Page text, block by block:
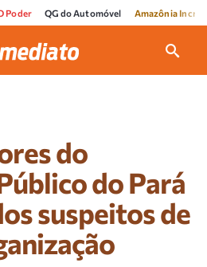
Poder QG do Automóvel Amazônia
do
do Pará
suspeitos de